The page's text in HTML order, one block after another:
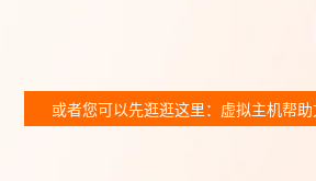
或者您可以先逛逛这里：虚拟主机帮